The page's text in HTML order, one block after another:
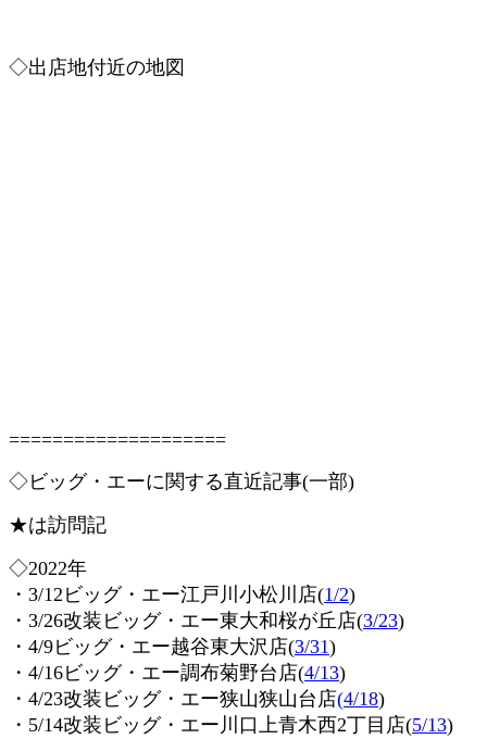
◇出店地付近の地図
====================
◇ビッグ・エーに関する直近記事(一部)
★は訪問記
◇2022年
・3/12ビッグ・エー江戸川小松川店(1/2)
・3/26改装ビッグ・エー東大和桜が丘店(3/23)
・4/9ビッグ・エー越谷東大沢店(3/31)
・4/16ビッグ・エー調布菊野台店(4/13)
・4/23改装ビッグ・エー狭山狭山台店(4/18)
・5/14改装ビッグ・エー川口上青木西2丁目店(5/13)